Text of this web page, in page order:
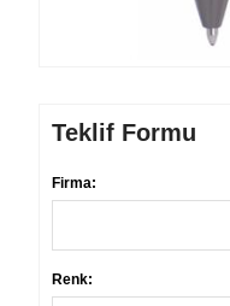
Teklif Formu
Firma:
Renk: